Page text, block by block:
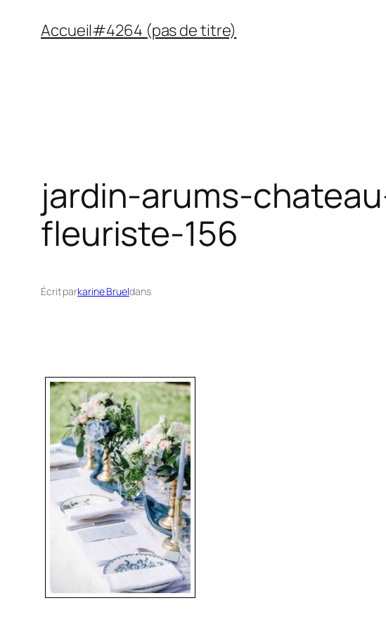
Accueil#4264 (pas de titre)
jardin-arums-
fleuriste-156
Écrit parkarine Brueldans